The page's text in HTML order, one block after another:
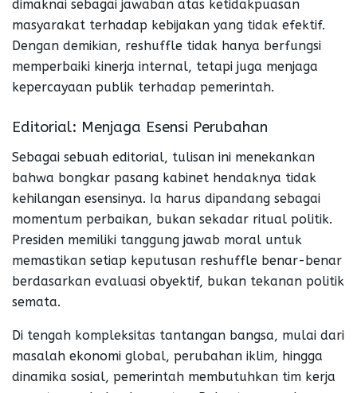
dimaknai sebagai jawaban atas ketidakpuasan
masyarakat terhadap kebijakan yang tidak efektif.
Dengan demikian, reshuffle tidak hanya berfungsi
memperbaiki kinerja internal, tetapi juga menjaga
kepercayaan publik terhadap pemerintah.
Editorial: Menjaga Esensi Perubahan
Sebagai sebuah editorial, tulisan ini menekankan
bahwa bongkar pasang kabinet hendaknya tidak
kehilangan esensinya. Ia harus dipandang sebagai
momentum perbaikan, bukan sekadar ritual politik.
Presiden memiliki tanggung jawab moral untuk
memastikan setiap keputusan reshuffle benar-benar
berdasarkan evaluasi obyektif, bukan tekanan politik
semata.
Di tengah kompleksitas tantangan bangsa, mulai dari
masalah ekonomi global, perubahan iklim, hingga
dinamika sosial, pemerintah membutuhkan tim kerja